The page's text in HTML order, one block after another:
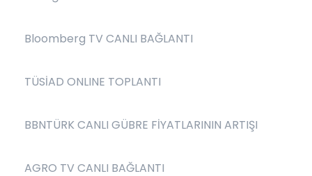
Bloomberg TV CANLI BAĞLANTI
TÜSİAD ONLINE TOPLANTI
BBNTÜRK CANLI GÜBRE FİYATLARININ ARTIŞI
AGRO TV CANLI BAĞLANTI